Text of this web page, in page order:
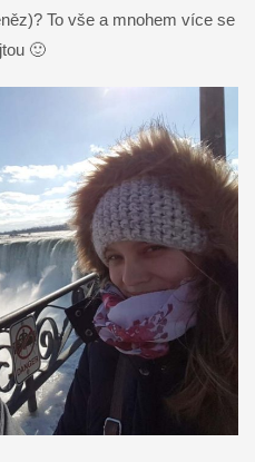
To vše a mnohem více se
🙂